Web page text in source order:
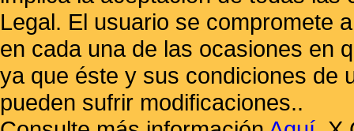
Legal. El usuario se compromete
en cada una de las ocasiones en
ya que éste y sus condiciones de
pueden sufrir modificaciones..